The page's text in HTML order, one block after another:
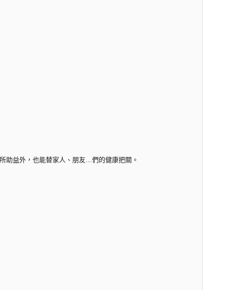
助益外，也能替家人、朋友…們的健康把關。